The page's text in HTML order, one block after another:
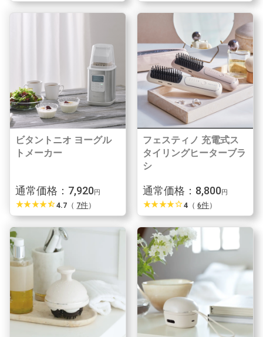
ビタントニオ ヨーグル
トメーカー
通常価格：7,920円
star_ratestar_ratestar_ratestar_ratestar_half 4.7 （ 7件）
フェスティノ 充電式ス
タイリングヒーターブラ
シ
通常価格：8,800円
star_ratestar_ratestar_ratestar_ratestar_border 4 （6件）